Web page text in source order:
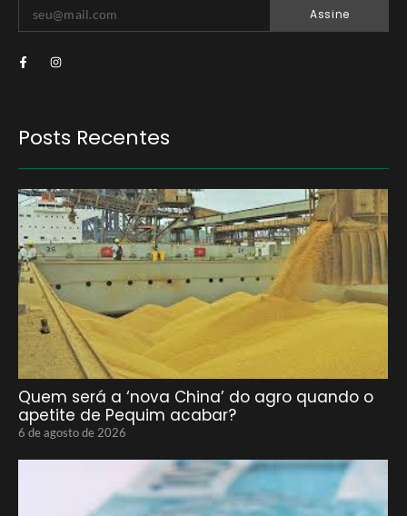
Assine
Posts Recentes
Quem será a ‘nova China’ do agro quando o
apetite de Pequim acabar?
6 de agosto de 2026